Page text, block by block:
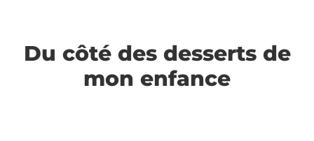
Du côté des desserts de
mon enfance